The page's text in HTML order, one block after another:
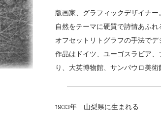
版画家、グラフィックデザイナー
自然をテーマに硬質で詩情あふれ
オフセットリトグラフの手法でデ
作品はドイツ、ユーゴスラビア
り、大英博物館、サンパウロ美
1933年 山梨県に生まれる